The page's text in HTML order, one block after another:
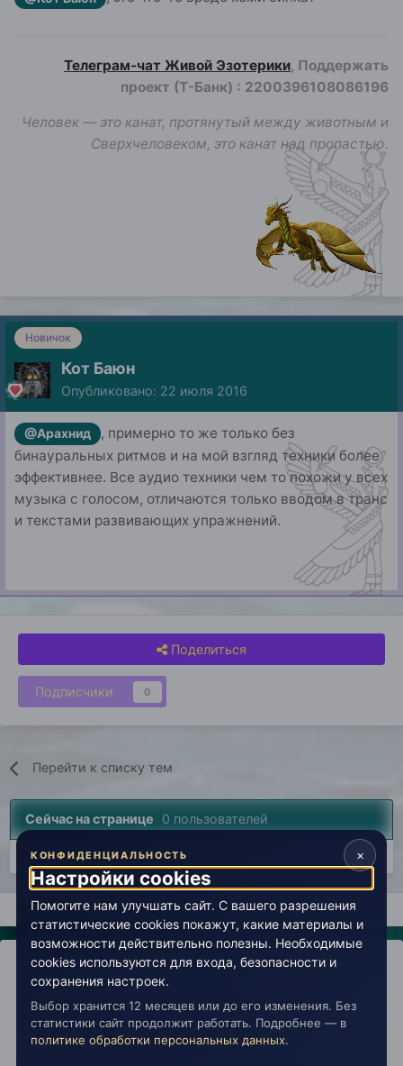
Телеграм-чат Живой Эзотерики, Поддержать
проект (Т-Банк) : 2200396108086196
Человек — это канат, протянутый между животным и
Сверхчеловеком, это канат над пропастью.
Новичок
Кот Баюн
Опубликовано: 22 июля 2016
@Арахнид
, примерно то же только без
бинауральных ритмов и на мой взгляд техники более
эффективнее. Все аудио техники чем то похожи у всех
музыка с голосом, отличаются только вводом в транс
и текстами развивающих упражнений.
Поделиться
Подписчики 0
Перейти к списку тем
Сейчас на странице 0 пользователей
Нет пользователей, просматривающих эту страницу.
Главная Лаборатория История Врата в эзотерику
IPS ThemebyIPSFocus
Политика конфиденциальности
Обратная связь
Настройки cookies
copyright © 2026 Живая Эзотерика
×
КОНФИДЕНЦИАЛЬНОСТЬ
Настройки cookies
Помогите нам улучшать сайт. С вашего разрешения
статистические cookies покажут, какие материалы и
возможности действительно полезны. Необходимые
cookies используются для входа, безопасности и
сохранения настроек.
Выбор хранится 12 месяцев или до его изменения. Без
статистики сайт продолжит работать. Подробнее — в
политике обработки персональных данных.